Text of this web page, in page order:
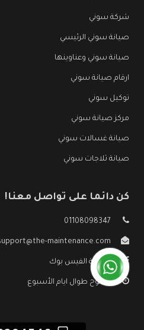
شركة سوني
صيانة سوني الرئيسي
صيانة سوني وعناوينها
ارقام صيانة سوني
توكيل سوني
مركز صيانة سوني
صيانة غسالات سوني
صيانة ثلاجات سوني
كن دائما على تواصل معنا!
01108098347
maintenance.com
صفحة الفيس بوك
مفتوح طوال ايام الأسبوع